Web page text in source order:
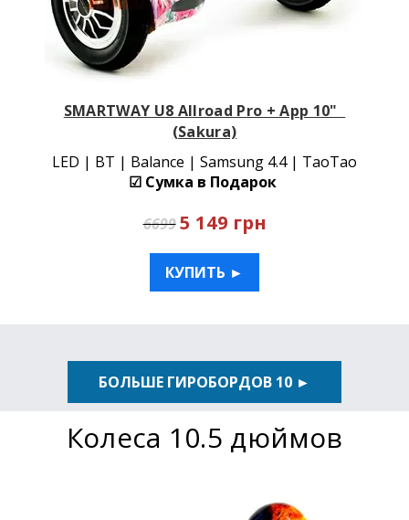
SMARTWAY U8 Allroad Pro + App 10"
(Sakura)
LED | BT | Balance | Samsung 4.4 | TaoTao
☑ Сумка в Подарок
6699 5 149 грн
КУПИТЬ ►
БОЛЬШЕ ГИРОБОРДОВ 10 ►
Колеса 10.5 дюймов